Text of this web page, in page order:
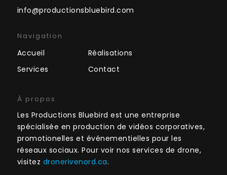
info@productionsbluebird.com
Navigation
Accueil
Réalisations
Services
Contact
À propos
Les Productions Bluebird est une entreprise
spécialisée en production de vidéos corporatives,
promotionelles et événementielles pour les
réseaux sociaux. Pour voir nos services de drone,
visitez dronerivenord.ca.